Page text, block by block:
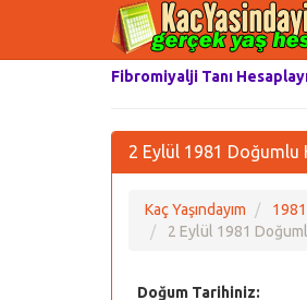
Fibromiyalji Tanı
2 Eylül 1981 Doğumlu
Kaç Yaşındayım 1981
2 Eylül 1981
Doğum Tarihiniz: